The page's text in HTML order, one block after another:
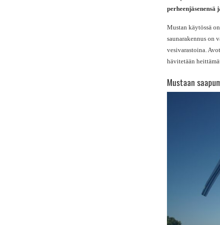
perheenjäsenensä
Mustan käytössä
saunarakennus on
vesivarastoina.
hävitetään
Mustaan